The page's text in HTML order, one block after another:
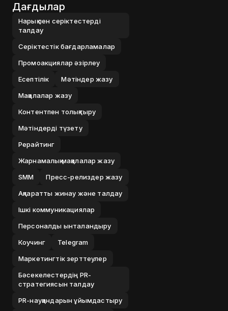
Дағдылар
Нарық пен серіктестерді
талдау
Серіктестік бағдарламалар
Промоакциялар әзірлеу
Есептілік
Мәтіндер жазу
Мақалалар жазу
Контентпен толықтыру
Мәтіндерді түзету
Рерайтинг
Жарнамалық мақалалар жазу
SMM
Пресс-релиздер жазу
Ақпаратты жинау және талдау
Ішкі коммуникациялар
Персоналды ынталандыру
Коучинг
Telegram
Маркетингтік зерттеулер
Бәсекелестердің PR-
стратегиясын талдау
PR-науқандарын ұйымдастыру